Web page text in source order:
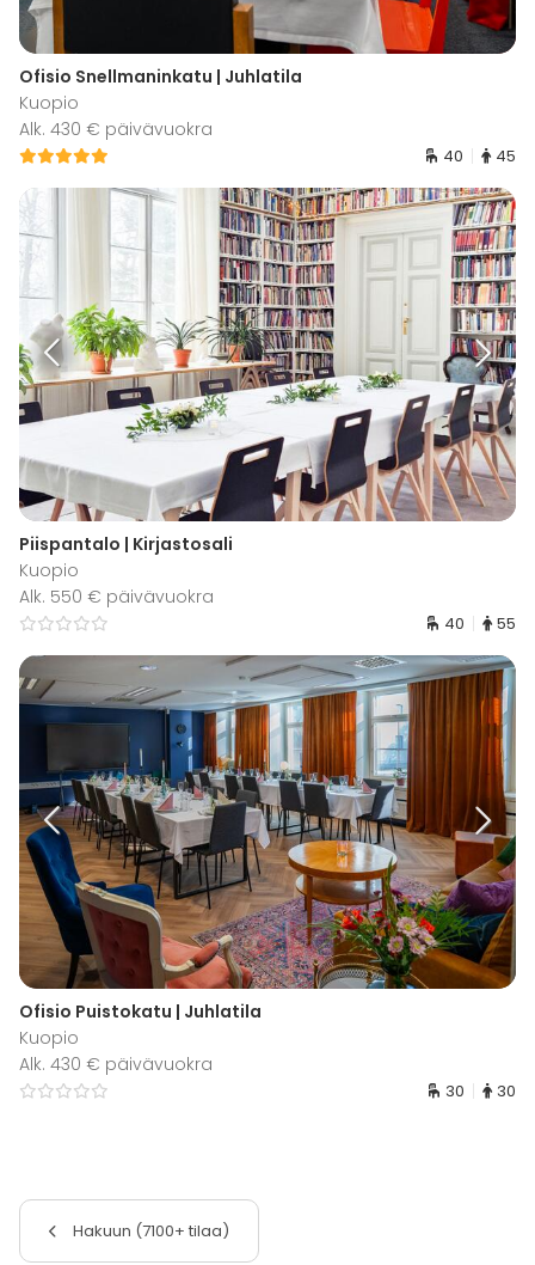
Ofisio Snellmaninkatu | Juhlatila
Kuopio
Alk. 430 € päivävuokra
40 45
Piispantalo | Kirjastosali
Kuopio
Alk. 550 € päivävuokra
40 55
Ofisio Puistokatu | Juhlatila
Kuopio
Alk. 430 € päivävuokra
30 30
Hakuun (7100+ tilaa)